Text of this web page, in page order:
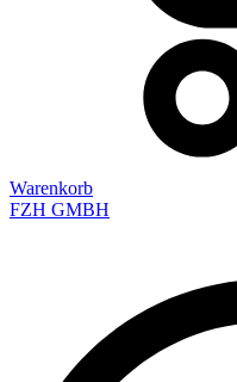
Warenkorb
FZH GMBH